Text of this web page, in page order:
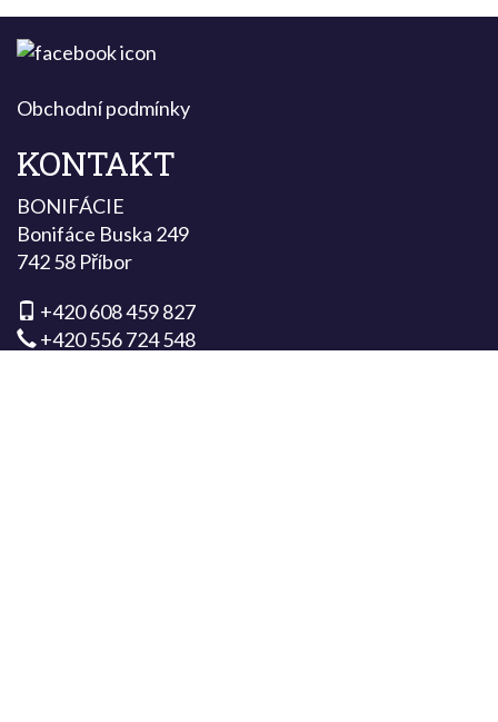
Obchodní podmínky
KONTAKT
BONIFÁCIE
Bonifáce Buska 249
742 58 Příbor
+420 608 459 827
+420 556 724 548